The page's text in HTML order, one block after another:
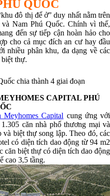
QUỐC
đô thị để ở” duy nhất nằm trên
Nam Phú Quốc. Chính vì thế,
đến sự tiếp cận hoàn hảo cho
cho cả mục đích an cư hay đầu
nhiều phân khu, đa dạng về các
thự.
chia thành 4 giai đoạn
CAPITAL PHÚ
Meyhomes Capital cung ứng với
căn nhà phố thương mại và
biệt thự song lập. Theo đó, các
có diện tích dao động từ 94 m2
căn biệt thự có diện tích dao động
cao 3,5 tầng.